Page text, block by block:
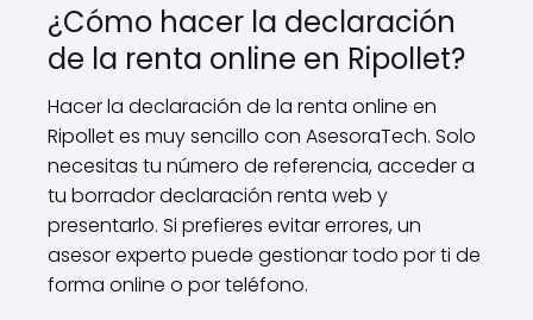
¿Cómo hacer la declaración
de la renta online en Ripollet?
Hacer la declaración de la renta online en
Ripollet es muy sencillo con AsesoraTech. Solo
necesitas tu número de referencia, acceder a
tu borrador declaración renta web y
presentarlo. Si prefieres evitar errores, un
asesor experto puede gestionar todo por ti de
forma online o por teléfono.